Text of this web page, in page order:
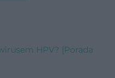
HPV? [Porada